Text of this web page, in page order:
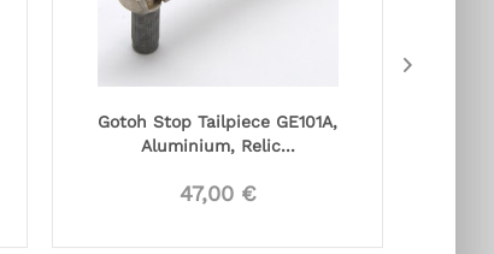
Gotoh Stop Tailpiece GE101A,
Aluminium, Relic...
47,00 €